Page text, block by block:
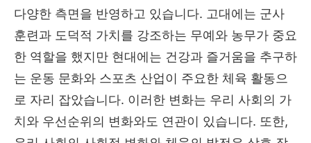
다양한 측면을 반영하고 있습니다. 고대에는 군사
훈련과 도덕적 가치를 강조하는 무예와 농무가 중요
한 역할을 했지만 현대에는 건강과 즐거움을 추구하
는 운동 문화와 스포츠 산업이 주요한 체육 활동으
로 자리 잡았습니다. 이러한 변화는 우리 사회의 가
치와 우선순위의 변화와도 연관이 있습니다. 또한,